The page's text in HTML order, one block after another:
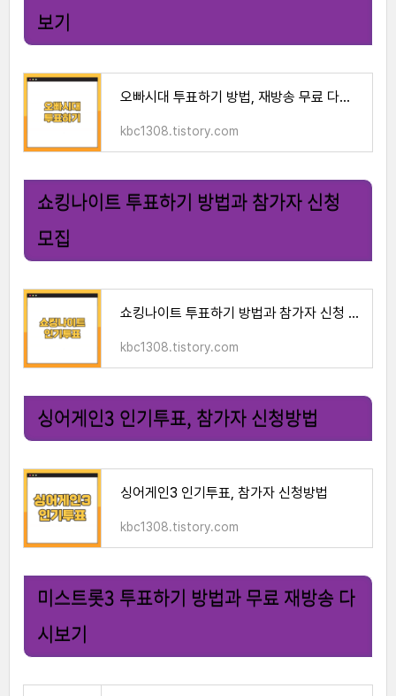
보기
오빠시대 투표하기 방법, 재방송 무료 다시보기
kbc1308.tistory.com
쇼킹나이트 투표하기 방법과 참가자 신청
모집
쇼킹나이트 투표하기 방법과 참가자 신청 모집
kbc1308.tistory.com
싱어게인3 인기투표, 참가자 신청방법
싱어게인3 인기투표, 참가자 신청방법
kbc1308.tistory.com
미스트롯3 투표하기 방법과 무료 재방송 다
시보기